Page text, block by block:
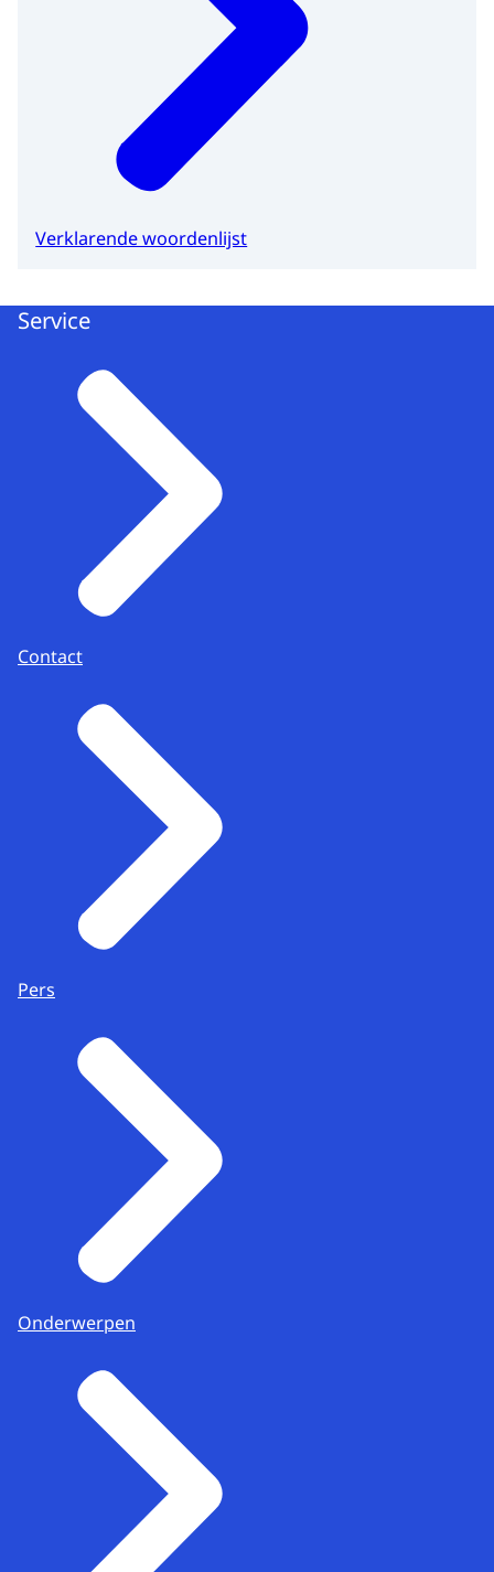
Verklarende woordenlijst
Service
Contact
Pers
Onderwerpen